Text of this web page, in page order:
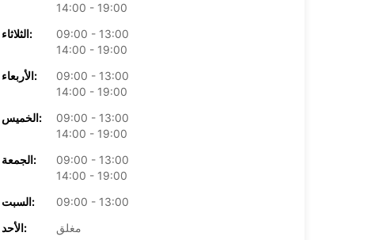
14:00 - 19:00
الثلاثاء:
09:00 - 13:00
14:00 - 19:00
الأربعاء:
09:00 - 13:00
14:00 - 19:00
الخميس:
09:00 - 13:00
14:00 - 19:00
الجمعة:
09:00 - 13:00
14:00 - 19:00
السبت:
09:00 - 13:00
الأحد:
مغلق